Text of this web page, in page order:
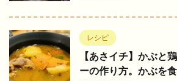
レシピ
【あさイチ】かぶと
ーの作り方。かぶを